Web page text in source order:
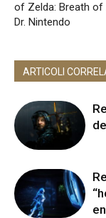
of Zelda: Breath of
Dr. Nintendo
ARTICOLI